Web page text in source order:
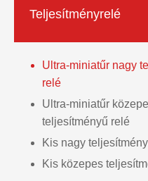
Teljesítményrelé
Ultra-miniatűr nagy
relé
Ultra-miniatűr
teljesítményű relé
Kis nagy
Kis közepes